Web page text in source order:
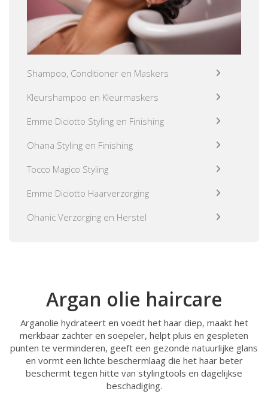
Shampoo, Conditioner en Maskers
Kleurshampoo en Kleurmaskers
Emme Diciotto Styling en Finishing
Ohana Styling en Finishing
Tocco Magico Styling
Emme Diciotto Haarverzorging
Ohanic Verzorging en Herstel
Argan olie haircare
Arganolie hydrateert en voedt het haar diep, maakt het
merkbaar zachter en soepeler, helpt pluis en gespleten
punten te verminderen, geeft een gezonde natuurlijke glans
en vormt een lichte beschermlaag die het haar beter
beschermt tegen hitte van stylingtools en dagelijkse
beschadiging.